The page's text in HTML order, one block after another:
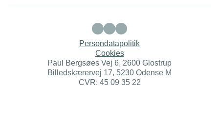
Persondatapolitik
Cookies
Paul Bergsøes Vej 6, 2600 Glostrup
Billedskærervej 17, 5230 Odense M
CVR: 45 09 35 22